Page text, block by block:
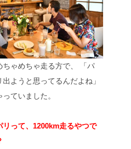
ゃめちゃ走る方で、
「パ
ようと思ってるんだよね」
ていました。
リって、1200km走るやつで